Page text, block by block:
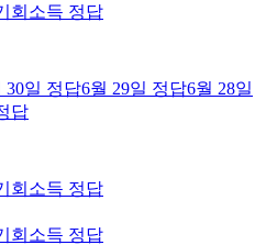
회소득 정답
30일 정답6월 29일 정답6월 28일
답
회소득 정답
회소득 정답